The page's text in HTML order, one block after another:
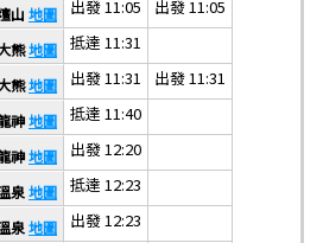
山 地圖 出發 11:05 出發 11:05
熊地圖 抵達 11:31
熊地圖 出發 11:31 出發 11:31
神地圖 抵達 11:40
神地圖 出發 12:20
泉地圖 抵達 12:23
泉地圖 出發 12:23